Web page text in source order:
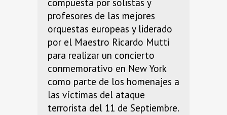
compuesta por solistas y
profesores de las mejores
orquestas europeas y liderado
por el Maestro Ricardo Mutti
para realizar un concierto
conmemorativo en New York
como parte de los homenajes a
las víctimas del ataque
terrorista del 11 de Septiembre.